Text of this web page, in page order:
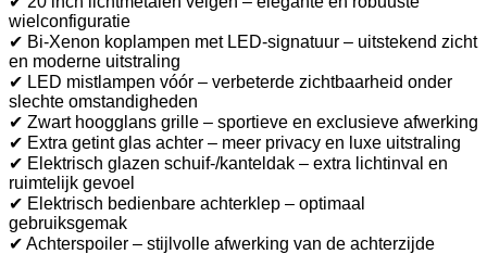
wielconfiguratie
✔ Bi-Xenon koplampen met LED-signatuur – uitstekend zicht
en moderne uitstraling
✔ LED mistlampen vóór – verbeterde zichtbaarheid onder
slechte omstandigheden
✔ Zwart hoogglans grille – sportieve en exclusieve afwerking
✔ Extra getint glas achter – meer privacy en luxe uitstraling
✔ Elektrisch glazen schuif-/kanteldak – extra lichtinval en
ruimtelijk gevoel
✔ Elektrisch bedienbare achterklep – optimaal
gebruiksgemak
✔ Achterspoiler – stijlvolle afwerking van de achterzijde